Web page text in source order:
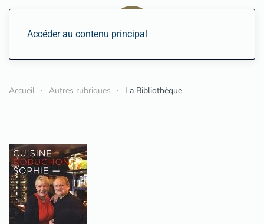
Accéder au contenu principal
Accueil Autres rubriques La Bibliothèque